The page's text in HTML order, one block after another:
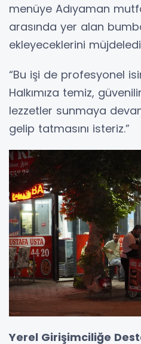
menüye Adıyaman
arasında yer alan
ekleyeceklerini
“Bu işi de profesyonel
Halkımıza temiz,
lezzetler sunmaya
gelip tatmasını isteriz.”
Yerel Girişimciliğe